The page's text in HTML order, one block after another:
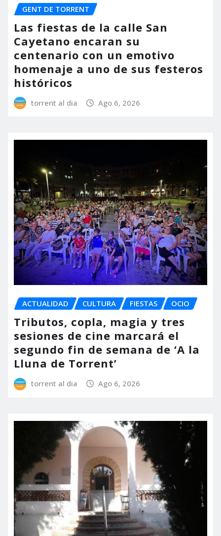
GENT DE TORRENT
Las fiestas de la calle San
Cayetano encaran su
centenario con un emotivo
homenaje a uno de sus festeros
históricos
torrent al dia Ago 6, 2026
ACTUALIDAD CULTURA FIESTAS OCIO
Tributos, copla, magia y tres
sesiones de cine marcará el
segundo fin de semana de ‘A la
Lluna de Torrent’
torrent al dia Ago 6, 2026